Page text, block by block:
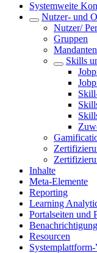
Systemweite
Nutzer- und
Nutzer/
Gruppen
Mandanten
Skills
Inhalte
Meta-Elemente
Reporting
Learning
Portalseiten und
Resourcen